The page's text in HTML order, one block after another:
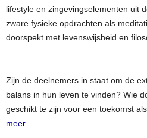
lifestyle en zingevingselementen uit
zware fysieke opdrachten als
doorspekt met levenswijsheid en
Zijn de deelnemers in staat om de
balans in hun leven te vinden? Wie
geschikt te zijn voor een toekomst
meer